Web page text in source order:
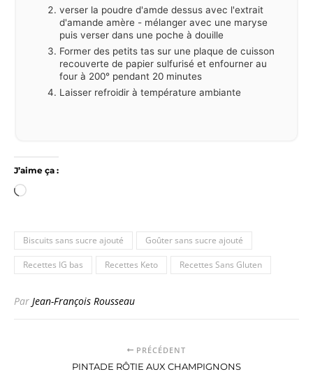
verser la poudre d'amde dessus avec l'extrait
d'amande amère - mélanger avec une maryse
puis verser dans une poche à douille
Former des petits tas sur une plaque de cuisson
recouverte de papier sulfurisé et enfourner au
four à 200° pendant 20 minutes
Laisser refroidir à température ambiante
J’aime ça :
Chargement…
Biscuits sans sucre ajouté Goûter sans sucre ajouté
Recettes IG bas Recettes Keto Recettes Sans Gluten
Par Jean-François Rousseau
PRÉCÉDENT
PINTADE RÔTIE AUX CHAMPIGNONS